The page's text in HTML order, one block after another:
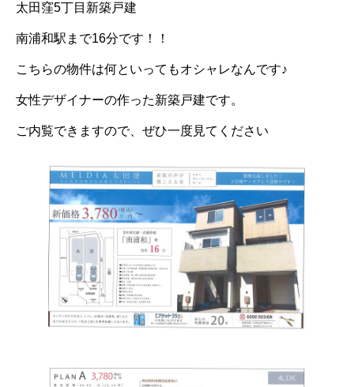
太田窪5丁目新築戸建
南浦和駅まで16分です！！
こちらの物件は何といってもオシャレなんです♪
女性デザイナーの作った新築戸建です。
ご内覧できますので、ぜひ一度見てください